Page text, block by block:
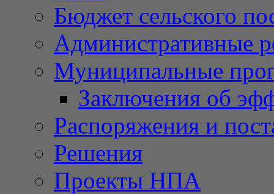
Бюджет сельского
Административные
Муниципальные
Заключения об
Распоряжения и
Решения
Проекты НПА